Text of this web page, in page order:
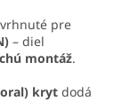
pre
– diel
montáž.
kryt dodá